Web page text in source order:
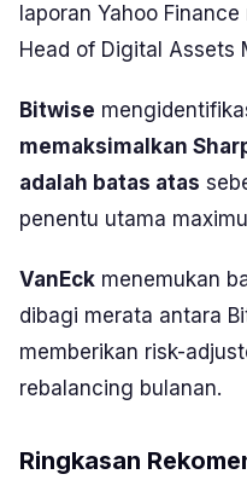
laporan Yahoo
Head of Digital Assets
Bitwise
memaksimalkan
adalah batas atas
penentu utama
VanEck menemukan
dibagi merata antara
memberikan risk-
rebalancing bulanan.
Ringkasan